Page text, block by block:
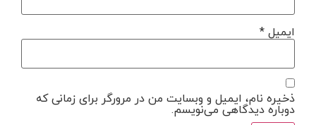
ایمیل*
ذخیره نام، ایمیل و وبسایت من در مرورگر برای زمانی که
دوباره دیدگاهی می‌نویسم.